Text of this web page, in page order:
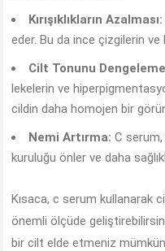
Kırışıklıkların Azalması:
eder. Bu da ince çizgilerin ve
Cilt Tonunu
lekelerin ve
cildin daha homojen bir
Nemi Artırma: C
kuruluğu önler ve daha
Kısaca, c serum kullanarak
önemli ölçüde
bir cilt elde etmeniz